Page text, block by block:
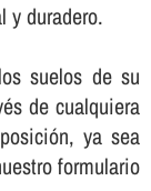
y duradero.
suelos de su
de cualquiera
ya sea
formulario